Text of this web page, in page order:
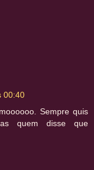
00:40
Sempre quis
quem disse que